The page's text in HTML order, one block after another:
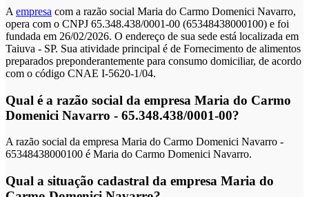
A empresa com a razão social Maria do Carmo Domenici Navarro,
opera com o CNPJ 65.348.438/0001-00 (65348438000100) e foi
fundada em 26/02/2026. O endereço de sua sede está localizada em
Taiuva - SP. Sua atividade principal é de Fornecimento de alimentos
preparados preponderantemente para consumo domiciliar, de acordo
com o código CNAE I-5620-1/04.
Qual é a razão social da empresa Maria do Carmo
Domenici Navarro - 65.348.438/0001-00?
A razão social da empresa Maria do Carmo Domenici Navarro -
65348438000100 é Maria do Carmo Domenici Navarro.
Qual a situação cadastral da empresa Maria do